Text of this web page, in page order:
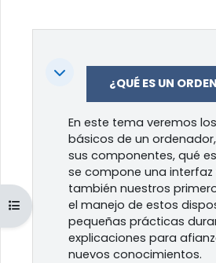
Abrir índice del curso
Colapsar ¿QUÉ ES UN
En este tema veremos
básicos de un
sus componentes, qué
se compone una interfaz
también nuestros
el manejo de estos
pequeñas prácticas
explicaciones para
nuevos conocimientos.